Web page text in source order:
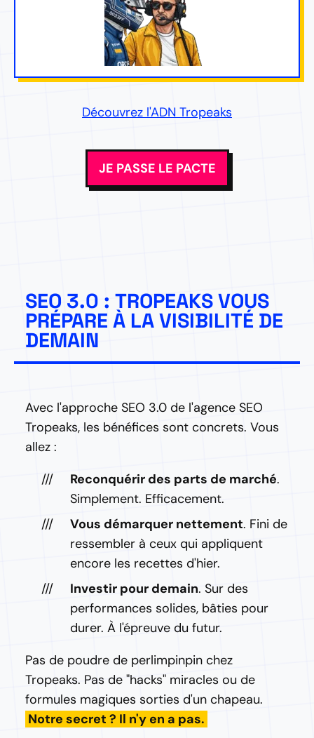
Découvrez l'ADN Tropeaks
JE PASSE LE PACTE
SEO 3.0 : TROPEAKS VOUS
PRÉPARE À LA VISIBILITÉ DE
DEMAIN
Avec l'approche SEO 3.0 de l'agence SEO
Tropeaks, les bénéfices sont concrets. Vous
allez :
Reconquérir des parts de marché.
Simplement. Efficacement.
Vous démarquer nettement. Fini de
ressembler à ceux qui appliquent
encore les recettes d'hier.
Investir pour demain. Sur des
performances solides, bâties pour
durer. À l'épreuve du futur.
Pas de poudre de perlimpinpin chez
Tropeaks. Pas de "hacks" miracles ou de
formules magiques sorties d'un chapeau.
Notre secret ? Il n'y en a pas.